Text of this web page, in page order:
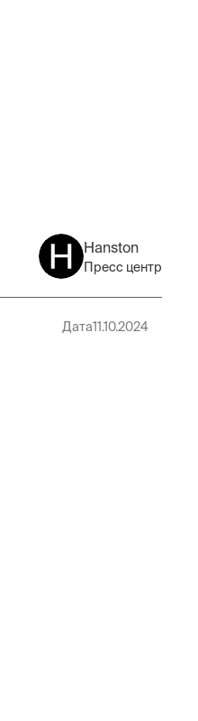
Hanston
Пресс центр
Дата11.10.2024